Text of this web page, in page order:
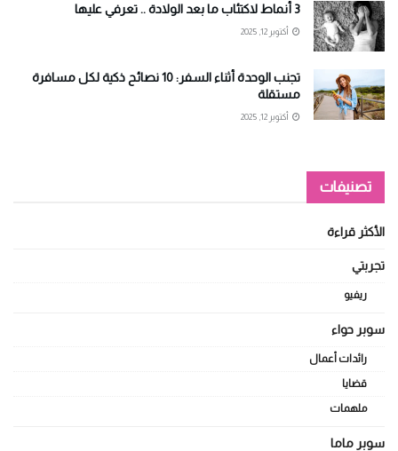
3 أنماط لاكتئاب ما بعد الولادة .. تعرفي عليها
أكتوبر 12, 2025
تجنب الوحدة أثناء السفر: 10 نصائح ذكية لكل مسافرة
مستقلة
أكتوبر 12, 2025
تصنيفات
الأكثر قراءة
تجربتي
ريفيو
سوبر حواء
رائدات أعمال
قضايا
ملهمات
سوبر ماما